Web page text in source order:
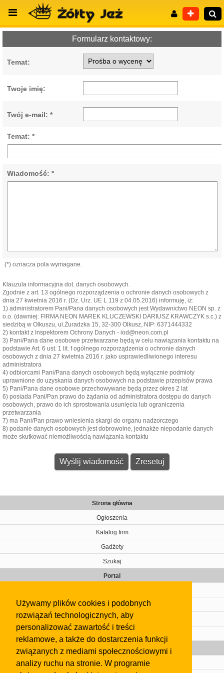
Używamy plików cookies i podobnych
rozwiązań technologicznych, aby
personalizować zawartość i treści
reklamowe, a także do dostarczenia funkcji
związanych z mediami społecznościowymi i
analizy ruchu na stronie. W programie
Formularz kontaktowy:
Temat:
Twoje imię:
Twój e-mail: *
Temat: *
Wiadomość: *
(*) oznacza pola wymagane.
Klauzula informacyjna dot. danych osobowych.
Zgodnie z art. 13 ogólnego rozporządzenia o ochronie danych osobowych z
dnia 27 kwietnia 2016 r. (Dz. Urz. UE L 119 z 04.05.2016) informuję, iż:
1) administratorem Pani/Pana danych osobowych jest Wydawnictwo NEON sp. z
o.o. (dawniej: FIRMA NEON MAREK KLUCZEWSKI DARIUSZ KRAWCZYK s.c.) z
siedzibą w Olkuszu, ul.Żuradzka 15, 32-300 Olkusz, NIP: 6371444332
2) kontakt z Inspektorem Ochrony Danych - iod@neon.com.pl
3) Pani/Pana dane osobowe przetwarzane będą w celu nawiązania kontaktu na
podstawie Art. 6 ust. 1 lit. f ogólnego rozporządzenia o ochronie danych
osobowych z dnia 27 kwietnia 2016 r. jako usprawiedliwionego interesu
administratora
4) odbiorcami Pani/Pana danych osobowych będą wyłącznie podmioty
uprawnione do uzyskania danych osobowych na podstawie przepisów prawa
5) Pani/Pana dane osobowe przechowywane będą przez okres 2 lat
6) posiada Pani/Pan prawo do żądania od administratora dostępu do danych
osobowych, prawo do ich sprostowania usunięcia lub ograniczenia
przetwarzania
7) ma Pani/Pan prawo wniesienia skargi do organu nadzorczego
8) podanie danych osobowych jest dobrowolne, jednakże niepodanie danych
może skutkować niemożliwością nawiązania kontaktu
Strona główna
Ogłoszenia
Katalog firm
Gadżety
Szukaj
Portal
Kontakt
Regulamin
Gazeta
Olkusz